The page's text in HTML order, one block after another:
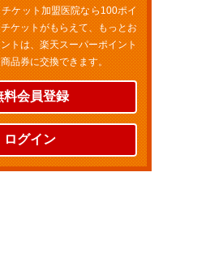
ケット加盟医院なら100ポイ
ケットがもらえて、もっとお
トは、楽天スーパーポイント
品券に交換できます。
料会員登録
ログイン